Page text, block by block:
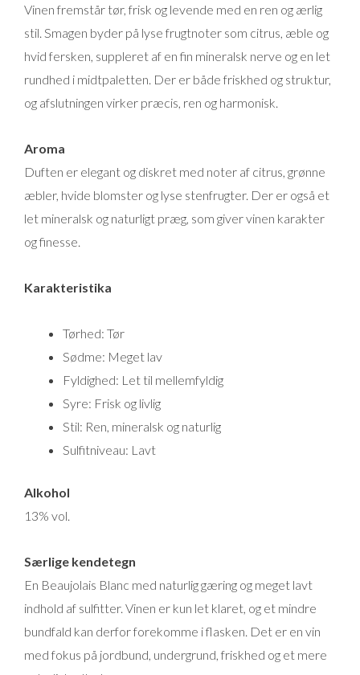
Vinen fremstår tør, frisk og levende med en ren og ærlig
stil. Smagen byder på lyse frugtnoter som citrus, æble og
hvid fersken, suppleret af en fin mineralsk nerve og en let
rundhed i midtpaletten. Der er både friskhed og struktur,
og afslutningen virker præcis, ren og harmonisk.
Aroma
Duften er elegant og diskret med noter af citrus, grønne
æbler, hvide blomster og lyse stenfrugter. Der er også et
let mineralsk og naturligt præg, som giver vinen karakter
og finesse.
Karakteristika
Tørhed: Tør
Sødme: Meget lav
Fyldighed: Let til mellemfyldig
Syre: Frisk og livlig
Stil: Ren, mineralsk og naturlig
Sulfitniveau: Lavt
Alkohol
13% vol.
Særlige kendetegn
En Beaujolais Blanc med naturlig gæring og meget lavt
indhold af sulfitter. Vinen er kun let klaret, og et mindre
bundfald kan derfor forekomme i flasken. Det er en vin
med fokus på jordbund, undergrund, friskhed og et mere